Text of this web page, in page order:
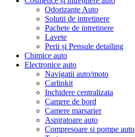
Odorizante Auto
Solutii de intretinere
Pachete de intretinere
Lavete
Perii și Pensule detailing
Chimice auto
Electronice auto
Navigatii auto/moto
Carlinkit
Inchidere centralizata
Camere de bord
Camere marsarier
Aspiratoare auto
Compresoare si pompe auto